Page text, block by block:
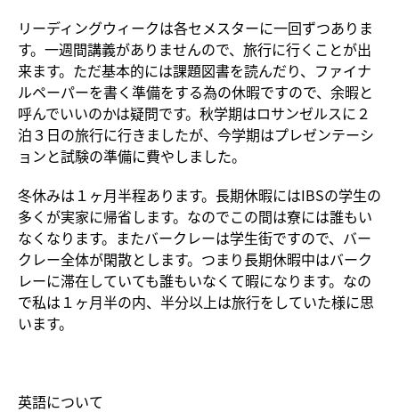
リーディングウィークは各セメスターに一回ずつありま
す。一週間講義がありませんので、旅行に行くことが出
来ます。ただ基本的には課題図書を読んだり、ファイナ
ルペーパーを書く準備をする為の休暇ですので、余暇と
呼んでいいのかは疑問です。秋学期はロサンゼルスに２
泊３日の旅行に行きましたが、今学期はプレゼンテーシ
ョンと試験の準備に費やしました。
冬休みは１ヶ月半程あります。長期休暇にはIBSの学生の
多くが実家に帰省します。なのでこの間は寮には誰もい
なくなります。またバークレーは学生街ですので、バー
クレー全体が閑散とします。つまり長期休暇中はバーク
レーに滞在していても誰もいなくて暇になります。なの
で私は１ヶ月半の内、半分以上は旅行をしていた様に思
います。
英語について